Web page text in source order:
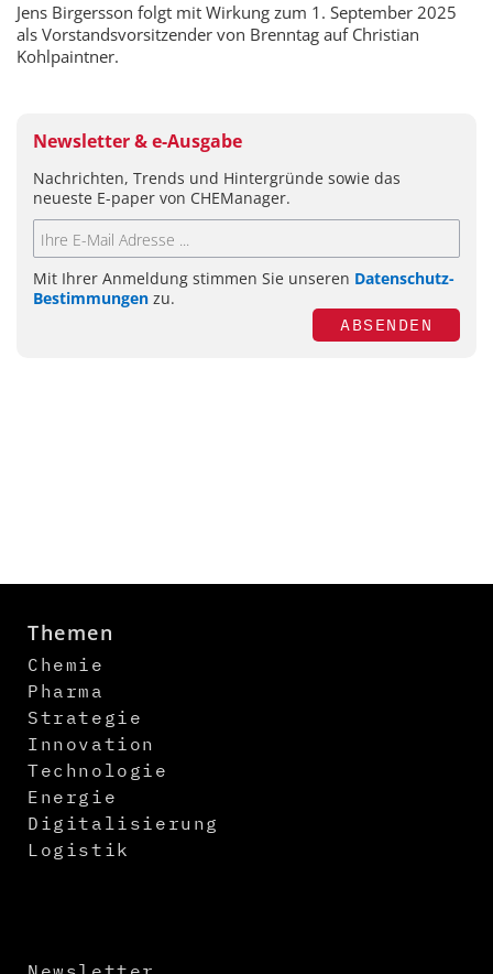
Jens Birgersson folgt mit Wirkung zum 1. September 2025
als Vorstandsvorsitzender von Brenntag auf Christian
Kohlpaintner.
Newsletter & e-Ausgabe
Nachrichten, Trends und Hintergründe sowie das
neueste E-paper von CHEManager.
Mit Ihrer Anmeldung stimmen Sie unseren Datenschutz-
Bestimmungen zu.
ABSENDEN
Themen
Chemie
Pharma
Strategie
Innovation
Technologie
Energie
Digitalisierung
Logistik